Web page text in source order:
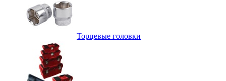
Торцевые головки